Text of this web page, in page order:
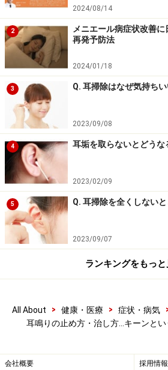
耳鳴りの原因……ストレス
ンの過剰摂取・喫煙など様
耳鳴りの原因は様々ですが、先述
も影響してくるため、ストレスや
起こりやすくなります。他にも、
人や、緑茶・紅茶・コーヒーなど
が見られる人、毛染めなどの有機
る人、喫煙習慣がある人、騒音曝
どの睡眠障害、頭痛がある人など
該当することがある場合は、まず
活習慣の見直しが大切と言えるでし
2024/08/14
2
メニエール病症状改善に
再発予防法
2024/01/18
3 Q. 耳掃除はなぜ気持ち
2023/09/08
4 耳垢を取らないとどう
2023/02/09
5 Q. 耳掃除を全くしない
2023/09/07
ランキングをもっと
All About > 健康・医療 > 症状・病気
耳鳴りの止め方・治し方…キーンとい
会社概要 採用情報